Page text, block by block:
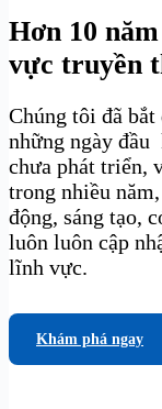
Hơn 10
vực truyền
Chúng tôi đã
những ngày
chưa phát triển,
trong nhiều
động, sáng tạo,
luôn luôn cập
lĩnh vực.
Khám phá ngay